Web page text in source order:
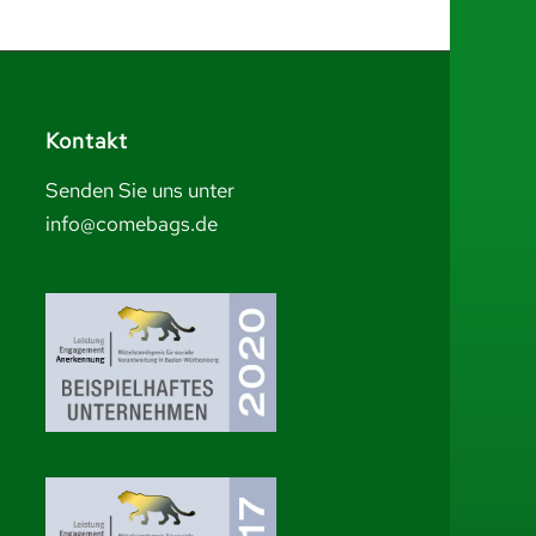
Kontakt
Senden Sie uns unter
info@comebags.de